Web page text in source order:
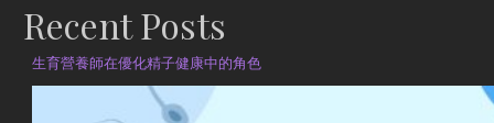
Recent Posts
生育營養師在優化精子健康中的角色